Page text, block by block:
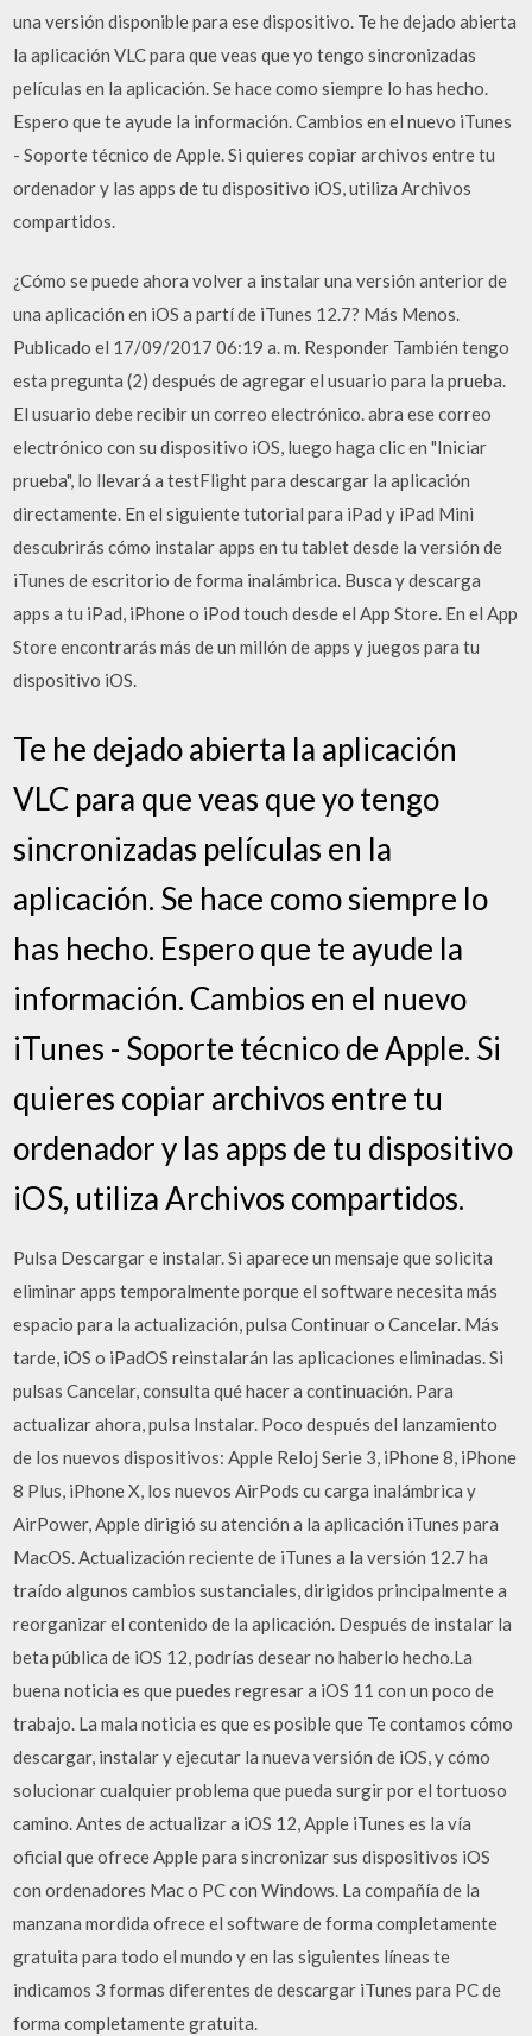
una versión disponible para ese dispositivo. Te he dejado abierta
la aplicación VLC para que veas que yo tengo sincronizadas
películas en la aplicación. Se hace como siempre lo has hecho.
Espero que te ayude la información. Cambios en el nuevo iTunes
- Soporte técnico de Apple. Si quieres copiar archivos entre tu
ordenador y las apps de tu dispositivo iOS, utiliza Archivos
compartidos.
¿Cómo se puede ahora volver a instalar una versión anterior de
una aplicación en iOS a partí de iTunes 12.7? Más Menos.
Publicado el 17/09/2017 06:19 a. m. Responder También tengo
esta pregunta (2) después de agregar el usuario para la prueba.
El usuario debe recibir un correo electrónico. abra ese correo
electrónico con su dispositivo iOS, luego haga clic en "Iniciar
prueba", lo llevará a testFlight para descargar la aplicación
directamente. En el siguiente tutorial para iPad y iPad Mini
descubrirás cómo instalar apps en tu tablet desde la versión de
iTunes de escritorio de forma inalámbrica. Busca y descarga
apps a tu iPad, iPhone o iPod touch desde el App Store. En el App
Store encontrarás más de un millón de apps y juegos para tu
dispositivo iOS.
Te he dejado abierta la aplicación
VLC para que veas que yo tengo
sincronizadas películas en la
aplicación. Se hace como siempre lo
has hecho. Espero que te ayude la
información. Cambios en el nuevo
iTunes - Soporte técnico de Apple. Si
quieres copiar archivos entre tu
ordenador y las apps de tu dispositivo
iOS, utiliza Archivos compartidos.
Pulsa Descargar e instalar. Si aparece un mensaje que solicita
eliminar apps temporalmente porque el software necesita más
espacio para la actualización, pulsa Continuar o Cancelar. Más
tarde, iOS o iPadOS reinstalarán las aplicaciones eliminadas. Si
pulsas Cancelar, consulta qué hacer a continuación. Para
actualizar ahora, pulsa Instalar. Poco después del lanzamiento
de los nuevos dispositivos: Apple Reloj Serie 3, iPhone 8, iPhone
8 Plus, iPhone X, los nuevos AirPods cu carga inalámbrica y
AirPower, Apple dirigió su atención a la aplicación iTunes para
MacOS. Actualización reciente de iTunes a la versión 12.7 ha
traído algunos cambios sustanciales, dirigidos principalmente a
reorganizar el contenido de la aplicación. Después de instalar la
beta pública de iOS 12, podrías desear no haberlo hecho.La
buena noticia es que puedes regresar a iOS 11 con un poco de
trabajo. La mala noticia es que es posible que Te contamos cómo
descargar, instalar y ejecutar la nueva versión de iOS, y cómo
solucionar cualquier problema que pueda surgir por el tortuoso
camino. Antes de actualizar a iOS 12, Apple iTunes es la vía
oficial que ofrece Apple para sincronizar sus dispositivos iOS
con ordenadores Mac o PC con Windows. La compañía de la
manzana mordida ofrece el software de forma completamente
gratuita para todo el mundo y en las siguientes líneas te
indicamos 3 formas diferentes de descargar iTunes para PC de
forma completamente gratuita.